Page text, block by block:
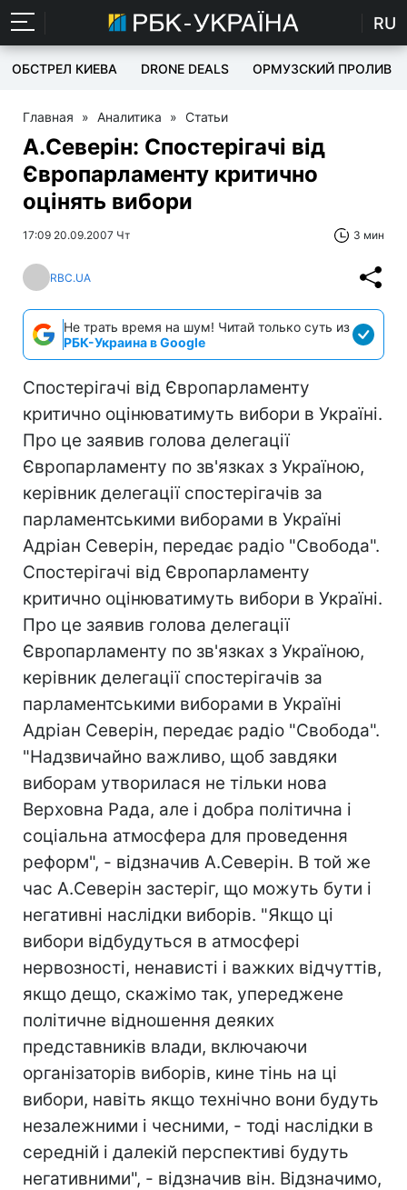
RU
ОБСТРЕЛ КИЕВА DRONE DEALS ОРМУЗСКИЙ ПРОЛИВ
Главная » Аналитика » Статьи
А.Северін: Спостерігачі від
Європарламенту критично
оцінять вибори
17:09 20.09.2007 Чт 3 мин
RBC.UA
Не трать время на шум! Читай только суть из
РБК-Украина в Google
Спостерігачі від Європарламенту
критично оцінюватимуть вибори в Україні.
Про це заявив голова делегації
Європарламенту по зв'язках з Україною,
керівник делегації спостерігачів за
парламентськими виборами в Україні
Адріан Северін, передає радіо "Свобода".
Спостерігачі від Європарламенту
критично оцінюватимуть вибори в Україні.
Про це заявив голова делегації
Європарламенту по зв'язках з Україною,
керівник делегації спостерігачів за
парламентськими виборами в Україні
Адріан Северін, передає радіо "Свобода".
"Надзвичайно важливо, щоб завдяки
виборам утворилася не тільки нова
Верховна Рада, але і добра політична і
соціальна атмосфера для проведення
реформ", - відзначив А.Северін. В той же
час А.Северін застеріг, що можуть бути і
негативні наслідки виборів. "Якщо ці
вибори відбудуться в атмосфері
нервозності, ненависті і важких відчуттів,
якщо дещо, скажімо так, упереджене
політичне відношення деяких
представників влади, включаючи
організаторів виборів, кине тінь на ці
вибори, навіть якщо технічно вони будуть
незалежними і чесними, - тоді наслідки в
середній і далекій перспективі будуть
негативними", - відзначив він. Відзначимо,